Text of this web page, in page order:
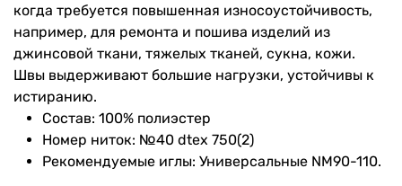
когда требуется повышенная износоустойчивость,
например, для ремонта и пошива изделий из
джинсовой ткани, тяжелых тканей, сукна, кожи.
Швы выдерживают большие нагрузки, устойчивы к
истиранию.
Состав: 100% полиэстер
Номер ниток: №40 dtex 750(2)
Рекомендуемые иглы: Универсальные NM90-110.